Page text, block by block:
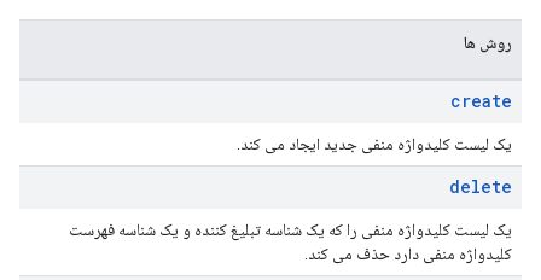
روش ها
create
یک لیست کلیدواژه منفی جدید ایجاد می کند.
delete
یک لیست کلیدواژه منفی را که یک شناسه تبلیغ کننده و یک شناسه فهرست
کلیدواژه منفی دارد حذف می کند.